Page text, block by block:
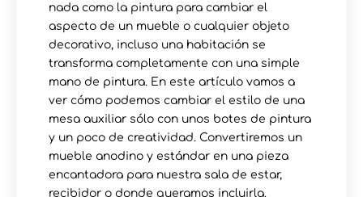
nada como la pintura para cambiar el
aspecto de un mueble o cualquier objeto
decorativo, incluso una habitación se
transforma completamente con una simple
mano de pintura. En este artículo vamos a
ver cómo podemos cambiar el estilo de una
mesa auxiliar sólo con unos botes de pintura
y un poco de creatividad. Convertiremos un
mueble anodino y estándar en una pieza
encantadora para nuestra sala de estar,
recibidor o donde queramos incluirla.